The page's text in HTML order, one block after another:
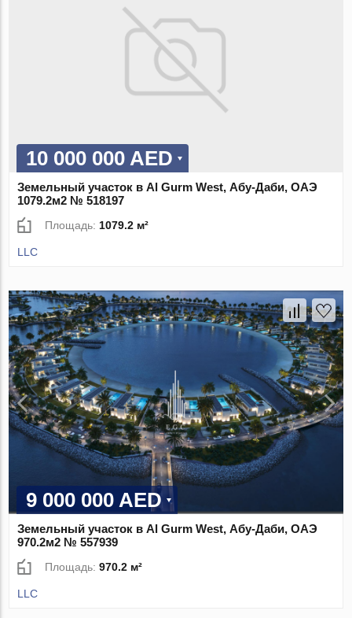
10 000 000 AED
Земельный участок в Al Gurm West, Абу-Даби, ОАЭ
1079.2м2 № 518197
Площадь: 1079.2 м²
LLC
9 000 000 AED
Земельный участок в Al Gurm West, Абу-Даби, ОАЭ
970.2м2 № 557939
Площадь:970.2 м²
LLC